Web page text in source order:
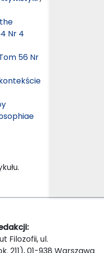
Nr 4
56 Nr
Filozofii, ul.